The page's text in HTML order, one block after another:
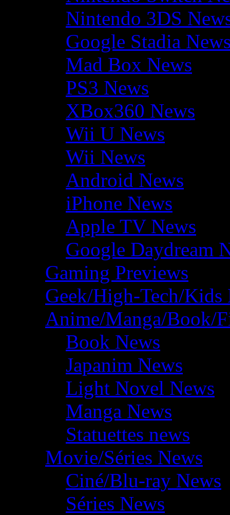
Nintendo 3DS
Google Stadia
Mad Box News
PS3 News
XBox360 News
Wii U News
Wii News
Android News
iPhone News
Apple TV News
Google Daydream
Gaming Previews
Geek/High-Tech/Kids
Anime/Manga/Book/
Book News
Japanim News
Light Novel News
Manga News
Statuettes news
Movie/Séries News
Ciné/Blu-ray News
Séries News